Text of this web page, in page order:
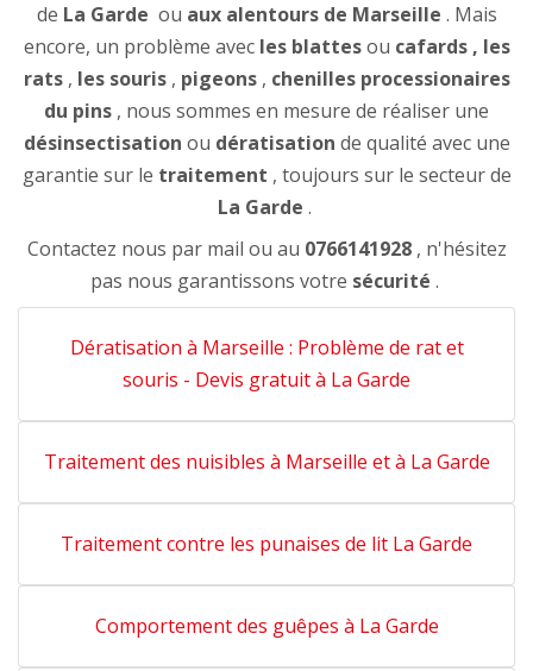
de La Garde ou aux alentours de Marseille . Mais
encore, un problème avec les blattesou cafards , les
rats, les souris, pigeons, chenilles processionaires
du pins , nous sommes en mesure de réaliser une
désinsectisation ou dératisation de qualité avec une
garantie sur le traitement , toujours sur le secteur de
La Garde .
Contactez nous par mail ou au 0766141928, n'hésitez
pas nous garantissons votre sécurité .
Dératisation à Marseille : Problème de rat et
souris - Devis gratuit à La Garde
Traitement des nuisibles à Marseille et à La Garde
Traitement contre les punaises de lit La Garde
Comportement des guêpes à La Garde